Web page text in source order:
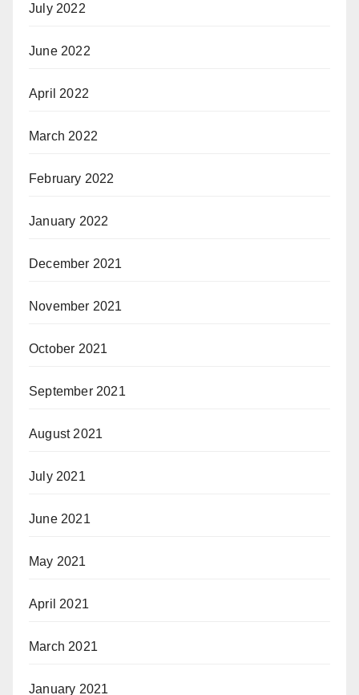
July 2022
June 2022
April 2022
March 2022
February 2022
January 2022
December 2021
November 2021
October 2021
September 2021
August 2021
July 2021
June 2021
May 2021
April 2021
March 2021
January 2021